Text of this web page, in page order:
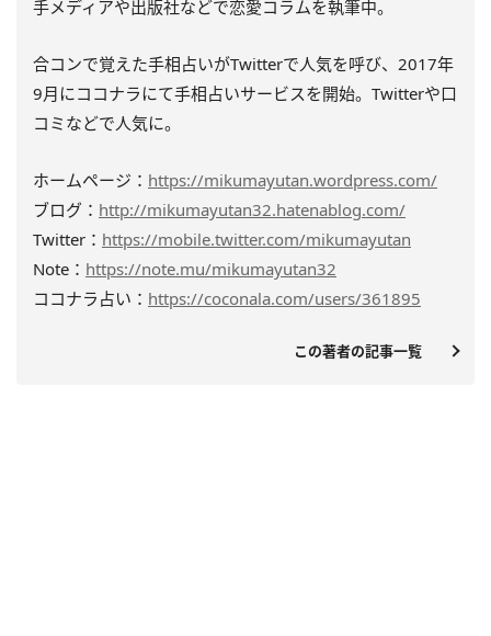
手メディアや出版社などで恋愛コラムを執筆中。
合コンで覚えた手相占いがTwitterで人気を呼び、2017年
9月にココナラにて手相占いサービスを開始。Twitterや口
コミなどで人気に。
ホームページ： https://mikumayutan.wordpress.com/
ブログ： http://mikumayutan32.hatenablog.com/
Twitter： https://mobile.twitter.com/mikumayutan
Note： https://note.mu/mikumayutan32
ココナラ占い： https://coconala.com/users/361895
この著者の記事一覧